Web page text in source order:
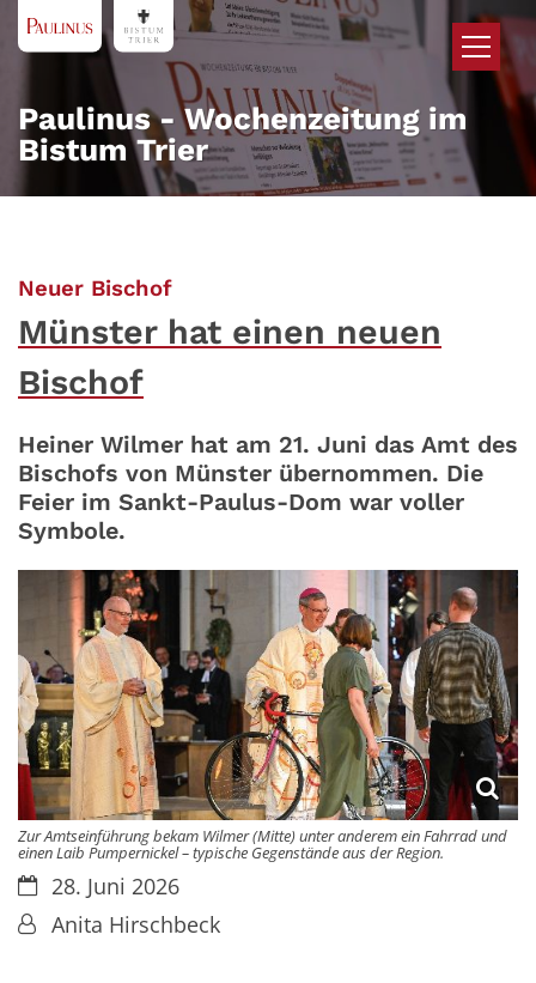
Zum Inhalt springen
Paulinus - Wochenzeitung im
Bistum Trier
Neuer Bischof:
Münster hat einen neuen
Bischof
Heiner Wilmer hat am 21. Juni das Amt des
Bischofs von Münster übernommen. Die
Feier im Sankt-Paulus-Dom war voller
Symbole.
Zur Amtseinführung bekam Wilmer (Mitte) unter anderem ein Fahrrad und
einen Laib Pumpernickel – typische Gegenstände aus der Region.
Datum:28. Juni 2026
Von:Anita Hirschbeck